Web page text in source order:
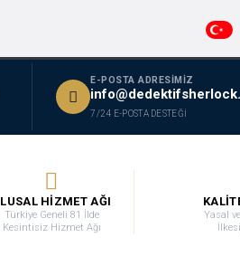
E-POSTA ADRESİMİZ
7/24 E-POSTA DESTEĞİ
HİZMET AĞI
Türkiye Geneli 81 İlde
Kesintisiz Hizmet Ağı
Yasal